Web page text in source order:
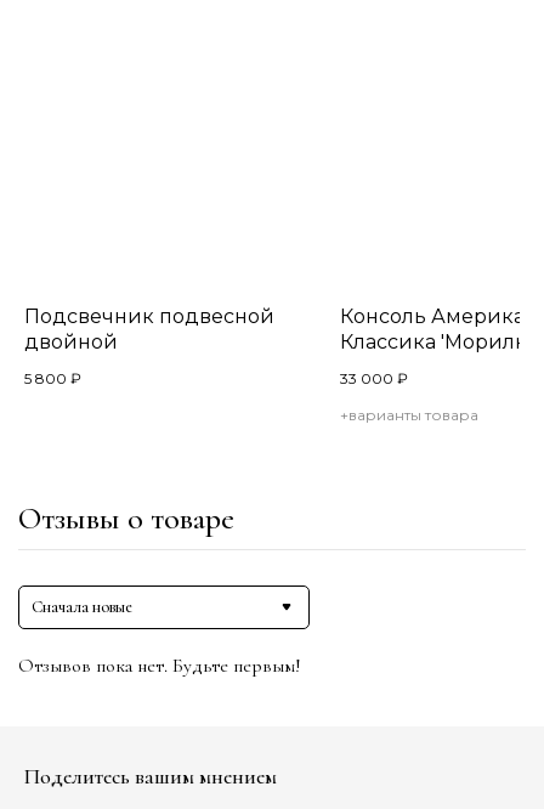
Подсвечник подвесной
двойной
5 800 ₽
Консоль
Классика 'Морилка'
33 000 ₽
+варианты товара
Отзывы о товаре
Сначала новые
Отзывов пока нет. Будьте первым!
Поделитесь вашим мнением